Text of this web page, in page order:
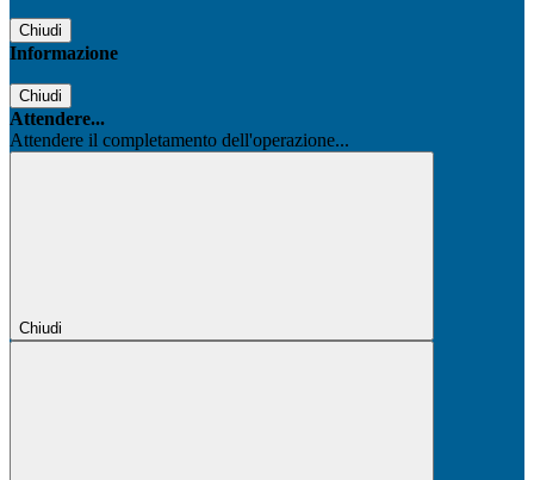
Chiudi
Informazione
Chiudi
Attendere...
Attendere il completamento dell'operazione...
Chiudi